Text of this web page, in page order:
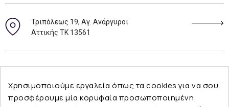
Τριπόλεως 19, Αγ. Ανάργυροι
Αττικής ΤΚ 13561
Χρησιμοποιούμε εργαλεία όπως τα cookies για να σου
προσφέρουμε μία κορυφαία προσωποποιημένη